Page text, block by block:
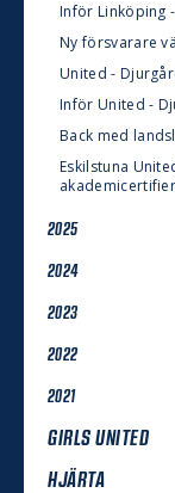
Inför Linköping
Ny försvarare
United -
Inför United -
Back med
Eskilstuna
2025
2024
2023
2022
2021
GIRLS UNITED
HJÄRTA